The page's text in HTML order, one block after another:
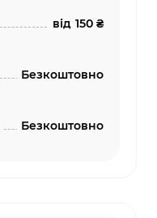
від 150 ₴
Безкоштовно
Безкоштовно